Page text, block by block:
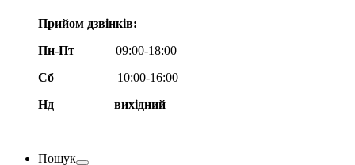
Прийом дзвінків:
Пн-Пт
09:00-18:00
Сб
10:00-16:00
Нд вихідний
Пошук